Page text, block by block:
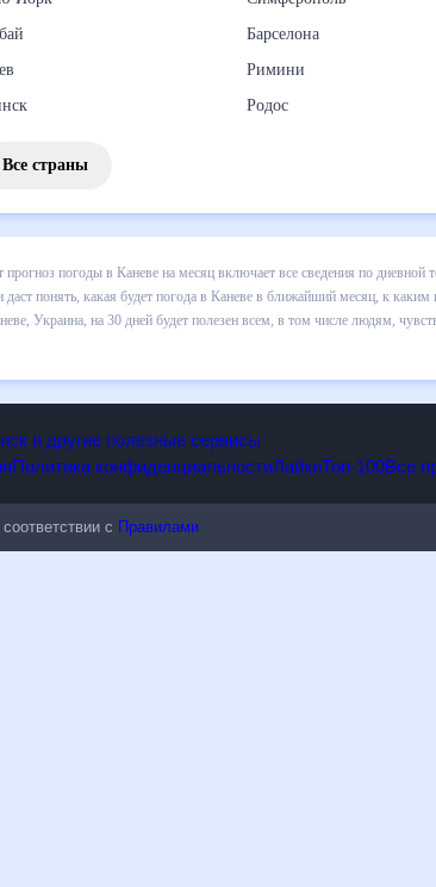
Барселона
Римини
Родос
Все страны
на 30 дней. Этот прогноз погоды в Каневе на
визуализация прогноза покажет все
к каким изменениям нужно быть готовым и как
дней будет полезен всем, в том числе людям,
и другие полезные сервисы
в соответствии сПравилами